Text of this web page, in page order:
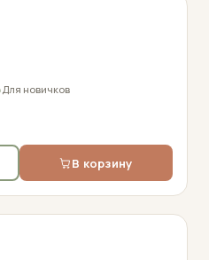
Для новичков
В корзину